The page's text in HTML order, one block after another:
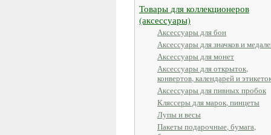
Товары для коллекционеров
(аксессуары)
Аксессуары для бон
Аксессуары для значков и
Аксессуары для монет
Аксессуары для открыток,
конвертов, календарей и
Аксессуары для пивных пробок
Кляссеры для марок, пинцеты
Лупы и весы
Пакеты подарочные, бумага,